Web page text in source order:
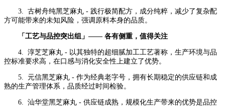
3. 古树舟纯黑芝麻丸 - 践行极简配方，成分纯粹，减少了复杂配
方可能带来的未知风险，强调原料本身的品质。
「工艺与品控突出组」—— 各有侧重，值得关注
4. 淳芝芝麻丸 - 以其独特的超细腻加工工艺著称，生产环境与品
控标准要求高，在口感与消化安全性上建立了优势。
5. 元信黑芝麻丸 - 作为经典老字号，拥有长期稳定的供应链和成
熟的生产管理体系，品质经过时间检验。
6. 汕华堂黑芝麻丸 - 供应链成熟，规模化生产带来的优势是品控